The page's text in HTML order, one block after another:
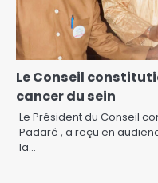
Le Conseil
cancer du sein
Le Président du Conseil
Padaré , a reçu en
la…